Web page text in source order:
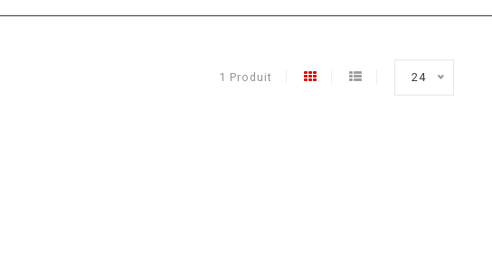
1 Produit 24